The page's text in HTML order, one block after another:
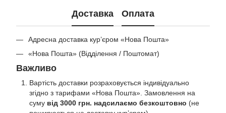
Доставка Оплата
Адресна доставка кур’єром «Нова Пошта»
«Нова Пошта» (Відділення / Поштомат)
Важливо
Вартість доставки розраховується індивідуально
згідно з тарифами «Нова Пошта». Замовлення на
суму від 3000 грн. надсилаємо безкоштовно (не